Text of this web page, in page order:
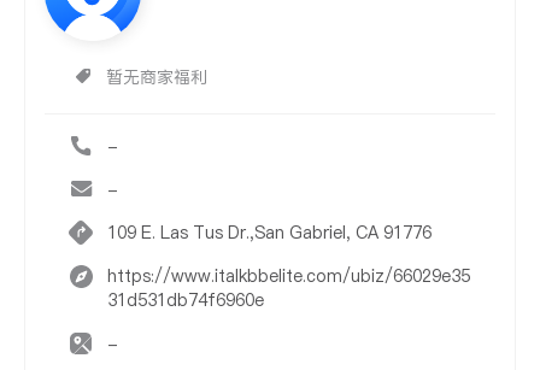
暂无商家福利
-
-
109 E. Las Tus Dr.,San Gabriel, CA 91776
https://www.italkbbelite.com/ubiz/66029e35
31d531db74f6960e
-